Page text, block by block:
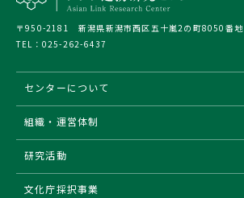
〒950-2181 新潟県新潟市西区五十嵐2の町8050番地
TEL： 025-262-6437
センターについて
組織・運営体制
研究活動
文化庁採択事業